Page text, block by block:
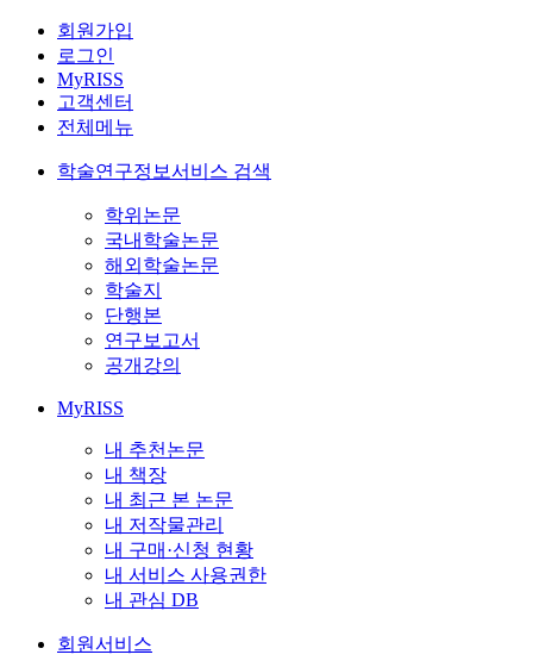
회원가입
로그인
MyRISS
고객센터
전체메뉴
학술연구정보서비스 검색
학위논문
국내학술논문
해외학술논문
학술지
단행본
연구보고서
공개강의
MyRISS
내 추천논문
내 책장
내 최근 본 논문
내 저작물관리
내 구매·신청 현황
내 서비스 사용권한
내 관심 DB
회원서비스